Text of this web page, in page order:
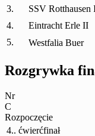
3.
SSV Rotthausen
4.
Eintracht Erle II
5.
Westfalia Buer
Rozgrywka
Nr
C
Rozpoczęcie
4.. ćwierćfinał